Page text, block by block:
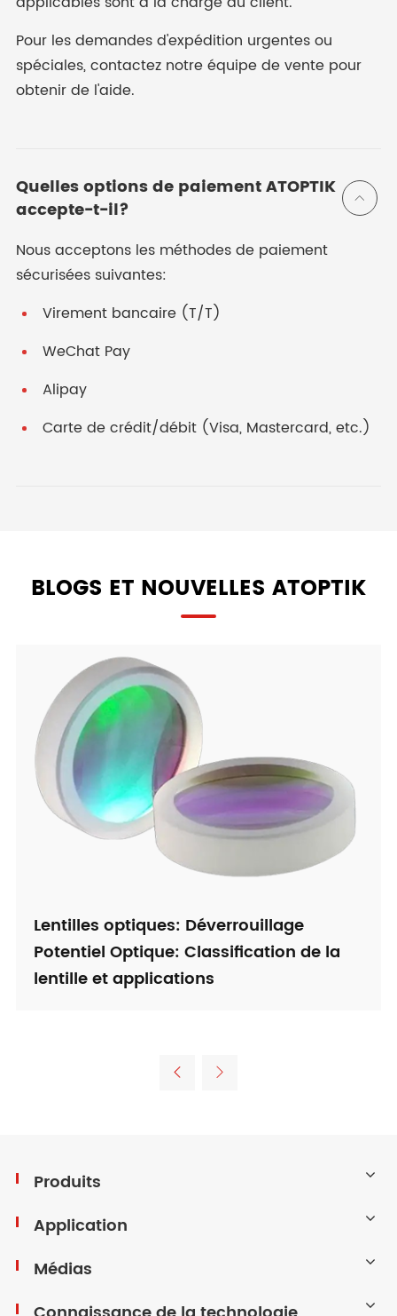
Pour les demandes d'expédition urgentes ou
spéciales, contactez notre équipe de vente pour
obtenir de l'aide.
Quelles options de paiement ATOPTIK
accepte-t-il?

Nous acceptons les méthodes de paiement
sécurisées suivantes:
Virement bancaire (T/T)
WeChat Pay
Alipay
Carte de crédit/débit (Visa, Mastercard, etc.)
BLOGS ET NOUVELLES ATOPTIK
Lentilles optiques: Déverrouillage
Potentiel Optique: Classification de la
lentille et applications
 
Produits
Application
Médias